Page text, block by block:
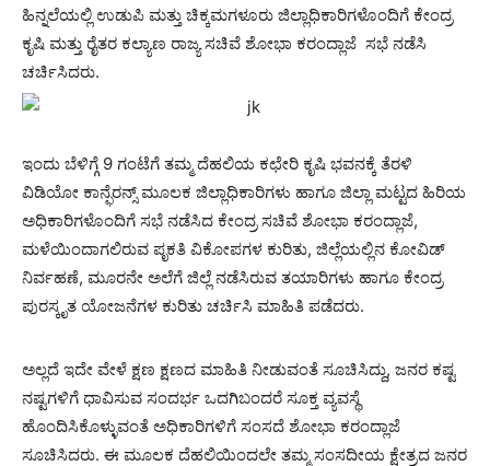
ಹಿನ್ನಲೆಯಲ್ಲಿ ಉಡುಪಿ ಮತ್ತು ಚಿಕ್ಕಮಗಳೂರು ಜಿಲ್ಲಾಧಿಕಾರಿಗಳೊಂದಿಗೆ ಕೇಂದ್ರ
ಕೃಷಿ ಮತ್ತು ರೈತರ ಕಲ್ಯಾಣ ರಾಜ್ಯ ಸಚಿವೆ ಶೋಭಾ ಕರಂದ್ಲಾಜೆ ಸಭೆ ನಡೆಸಿ
ಚರ್ಚಿಸಿದರು.
ಇಂದು ಬೆಳಿಗ್ಗೆ 9 ಗಂಟೆಗೆ ತಮ್ಮ ದೆಹಲಿಯ ಕಛೇರಿ ಕೃಷಿ ಭವನಕ್ಕೆ ತೆರಳಿ
ವಿಡಿಯೋ ಕಾನ್ಫೆರನ್ಸ್ ಮೂಲಕ ಜಿಲ್ಲಾಧಿಕಾರಿಗಳು ಹಾಗೂ ಜಿಲ್ಲಾ ಮಟ್ಟದ ಹಿರಿಯ
ಅಧಿಕಾರಿಗಳೊಂದಿಗೆ ಸಭೆ ನಡೆಸಿದ ಕೇಂದ್ರ ಸಚಿವೆ ಶೋಭಾ ಕರಂದ್ಲಾಜೆ,
ಮಳೆಯಿಂದಾಗಲಿರುವ ಪೃಕತಿ ವಿಕೋಪಗಳ ಕುರಿತು, ಜಿಲ್ಲೆಯಲ್ಲಿನ ಕೋವಿಡ್
ನಿರ್ವಹಣೆ, ಮೂರನೇ ಅಲೆಗೆ ಜಿಲ್ಲೆ ನಡೆಸಿರುವ ತಯಾರಿಗಳು ಹಾಗೂ ಕೇಂದ್ರ
ಪುರಸ್ಕೃತ ಯೋಜನೆಗಳ ಕುರಿತು ಚರ್ಚಿಸಿ ಮಾಹಿತಿ ಪಡೆದರು.
ಅಲ್ಲದೆ ಇದೇ ವೇಳೆ ಕ್ಷಣ ಕ್ಷಣದ ಮಾಹಿತಿ ನೀಡುವಂತೆ ಸೂಚಿಸಿದ್ದು, ಜನರ ಕಷ್ಟ
ನಷ್ಟಗಳಿಗೆ ಧಾವಿಸುವ ಸಂದರ್ಭ ಒದಗಿಬಂದರೆ ಸೂಕ್ತ ವ್ಯವಸ್ಥೆ
ಹೊಂದಿಸಿಕೊಳ್ಳುವಂತೆ ಅಧಿಕಾರಿಗಳಿಗೆ ಸಂಸದೆ ಶೋಭಾ ಕರಂದ್ಲಾಜೆ
ಸೂಚಿಸಿದರು. ಈ ಮೂಲಕ ದೆಹಲಿಯಿಂದಲೇ ತಮ್ಮ ಸಂಸದೀಯ ಕ್ಷೇತ್ರದ ಜನರ